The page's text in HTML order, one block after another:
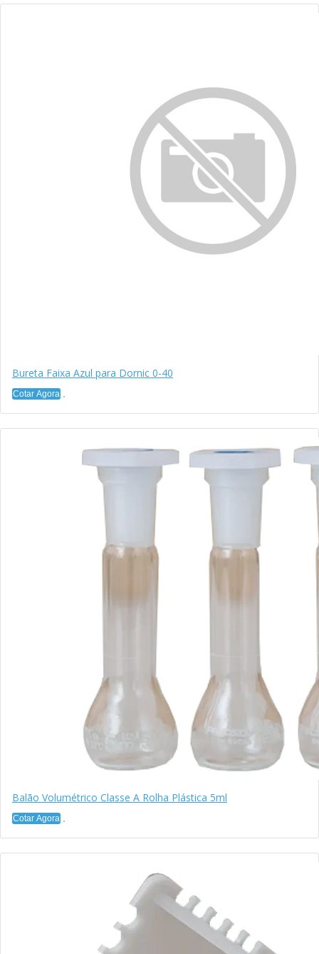
Bureta Faixa Azul para Dornic 0-40
Cotar Agora
Balão Volumétrico Classe A Rolha Plástica 5ml
Cotar Agora